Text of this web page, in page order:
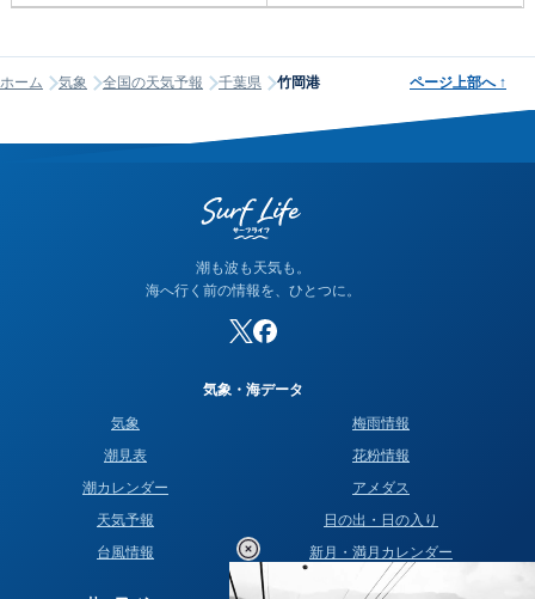
ホーム 気象 全国の天気予報 千葉県 竹岡港 ページ上部へ ↑
潮も波も天気も。
海へ行く前の情報を、ひとつに。
気象・海データ
気象
潮見表
潮カレンダー
天気予報
台風情報
梅雨情報
花粉情報
アメダス
日の出・日の入り
新月・満月カレンダー